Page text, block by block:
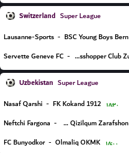
Switzerland Super League
Lausanne-Sports - BSC Young Boys Bern
Servette Geneve FC - Grasshopper Club Zurich
Uzbekistan Super League
Nasaf Qarshi - FK Kokand 1912 ۱۸:۳۰
Neftchi Fargona - PFK Qizilqum Zarafshon
FC Bunyodkor - Olmaliq OKMK ۱۸:۰۰